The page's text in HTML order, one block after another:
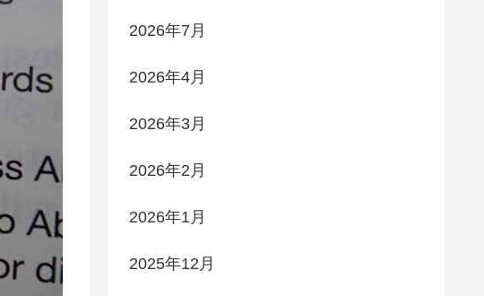
2026年7月
2026年4月
2026年3月
2026年2月
2026年1月
2025年12月